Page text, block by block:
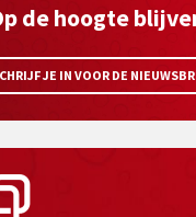
de hoogte
JE IN VOOR DE